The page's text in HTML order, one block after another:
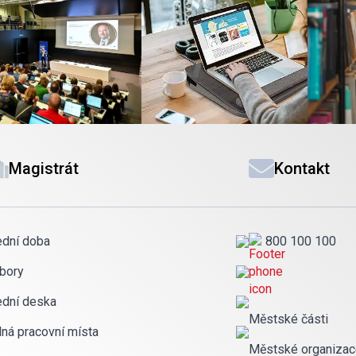
Magistrát
doba
deska
pracovní místa
Kontakt
800 100 100
Městské části
Městské